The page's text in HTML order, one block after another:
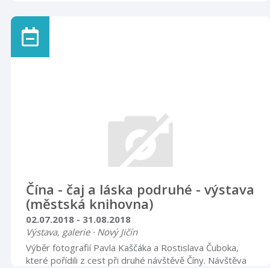
pátku 31. srpna 2018. Vernisáž se uskuteční dne
3.července v 17:00 hodin. Těšíme se na Vás.
Čína - čaj a láska podruhé - výstava
(městská knihovna)
02.07.2018 - 31.08.2018
Výstava, galerie · Nový Jičín
Výběr fotografií Pavla Kaščáka a Rostislava Čuboka,
které pořídili z cest při druhé návštěvě Číny. Návštěva